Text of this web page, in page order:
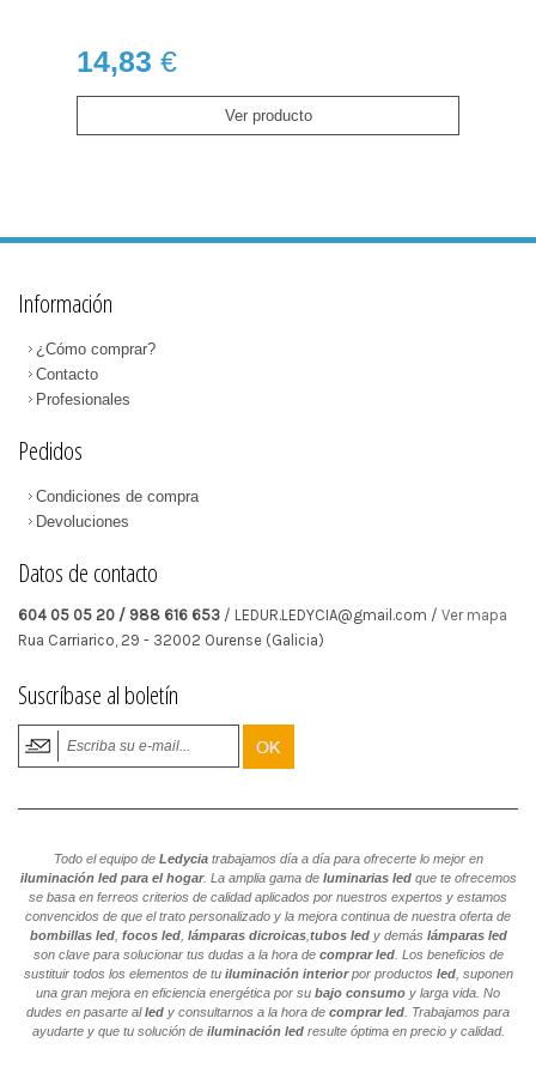
14,83 €
Ver producto
Información
¿Cómo comprar?
Contacto
Profesionales
Pedidos
Condiciones de compra
Devoluciones
Datos de contacto
604 05 05 20 / 988 616 653 / LEDUR.LEDYCIA@gmail.com / Ver mapa
Rua Carriarico, 29 - 32002 Ourense (Galicia)
Suscríbase al boletín
Todo el equipo de Ledyciatrabajamos día a día para ofrecerte lo mejor en
iluminación led para el hogar. La amplia gama de luminarias ledque te ofrecemos
se basa en ferreos criterios de calidad aplicados por nuestros expertos y estamos
convencidos de que el trato personalizado y la mejora continua de nuestra oferta de
bombillas led, focos led, lámparas dicroicas, tubos ledy demás lámparas led
son clave para solucionar tus dudas a la hora de comprar led. Los beneficios de
sustituir todos los elementos de tu iluminación interiorpor productos led, suponen
una gran mejora en eficiencia energética por su bajo consumo y larga vida. No
dudes en pasarte alled y consultarnos a la hora de comprar led . Trabajamos para
ayudarte y que tu solución deiluminación ledresulte óptima en precio y calidad.